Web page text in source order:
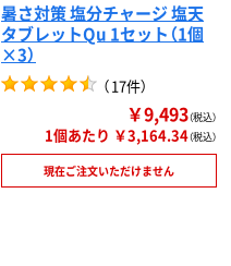
暑さ対策 塩分チャージ 塩天
タブレットQu 1セット（1個
×3）
（17件）
￥9,493（税込）
1個あたり ￥3,164.34（税込）
現在ご注文いただけません